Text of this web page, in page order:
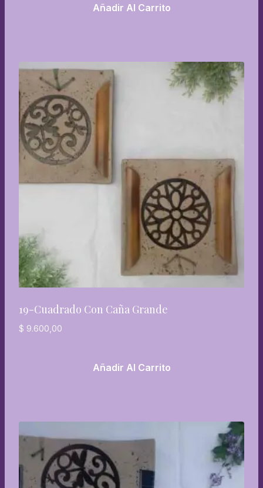
Añadir Al Carrito
19-Cuadrado Con Caña Grande
$ 9.600,00
Añadir Al Carrito